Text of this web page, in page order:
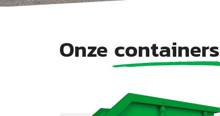
Onze containers